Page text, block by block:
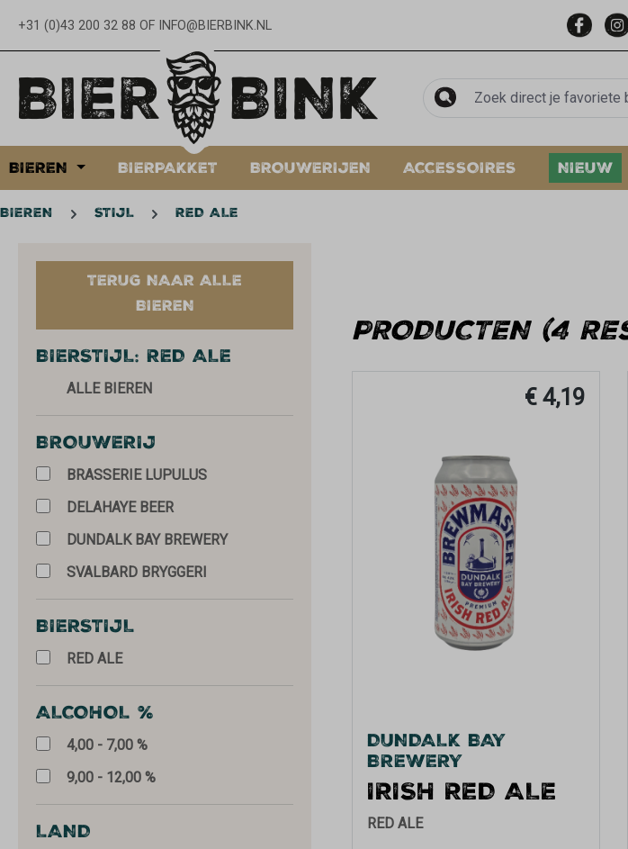
Ga naar de hoofdnavigatie
+31 (0)43 200 32 88 OF INFO@BIERBINK.NL
BIEREN BIERPAKKET BROUWERIJEN ACCESSOIRES NIEUW
BIEREN STIJL RED ALE
TERUG NAAR ALLE
BIEREN
BIERSTIJL: RED ALE
ALLE BIEREN
BROUWERIJ
BRASSERIE LUPULUS
DELAHAYE BEER
DUNDALK BAY BREWERY
SVALBARD BRYGGERI
BIERSTIJL
RED ALE
ALCOHOL %
4,00 - 7,00 %
9,00 - 12,00 %
LAND
PRODUCTEN (4
€ 4,19
DUNDALK BAY
BREWERY
IRISH RED ALE
RED ALE